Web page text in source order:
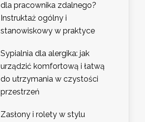
dla pracownika zdalnego?
Instruktaż ogólny i
stanowiskowy w praktyce
Sypialnia dla alergika: jak
urządzić komfortową i łatwą
do utrzymania w czystości
przestrzeń
Zasłony i rolety w stylu